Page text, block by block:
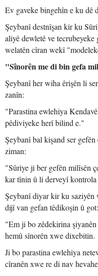
Ev gaveke bingehîn e ku dê
Şeybanî destnîşan kir ku
aliyê dewletê ve
welatên cîran wekî
"Sînorên me di bin gefa
Şeybanî her wiha êrişên li
zanîn:
"Parastina ewlehiya
pêdiviyeke herî bilind e."
Şeybanî bal kişand ser
ziman:
"Sûriye ji ber gefên milîsên
kar tînin û li derveyî
Şeybanî diyar kir ku
dijî van gefan têdikoşin û got:
"Em ji bo zêdekirina
hemû sînorên xwe dixebitin.
Ji bo parastina ewlehiya
cîranên xwe re di nav